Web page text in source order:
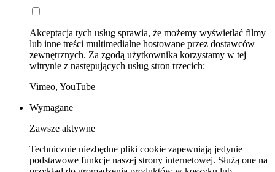
Akceptacja tych usług sprawia, że możemy wyświetlać filmy
lub inne treści multimedialne hostowane przez dostawców
zewnętrznych. Za zgodą użytkownika korzystamy w tej
witrynie z następujących usług stron trzecich:
Vimeo, YouTube
Wymagane
Zawsze aktywne
Technicznie niezbędne pliki cookie zapewniają jedynie
podstawowe funkcje naszej strony internetowej. Służą one na